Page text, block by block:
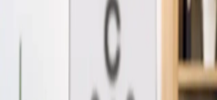
Consultație de Medicină Generală Online în
Majoritatea pacienților încep aici. Alege un
interval disponibil cu un medic înregistrat în țara